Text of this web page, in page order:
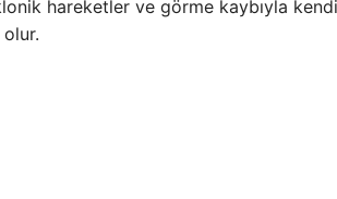
hareketler ve görme kaybıyla